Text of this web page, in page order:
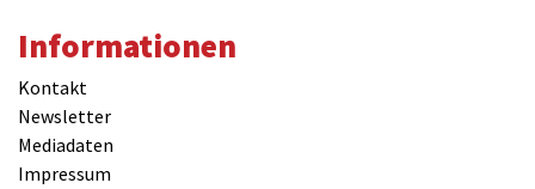
Informationen
Kontakt
Newsletter
Mediadaten
Impressum